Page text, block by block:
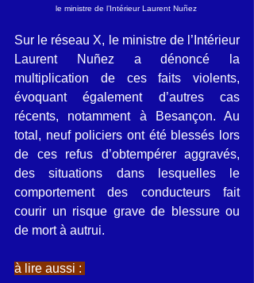
le ministre de l’Intérieur Laurent Nuñez
Sur le réseau X, le ministre de l’Intérieur
Laurent Nuñez a dénoncé la
multiplication de ces faits violents,
évoquant également d’autres cas
récents, notamment à Besançon. Au
total, neuf policiers ont été blessés lors
de ces refus d’obtempérer aggravés,
des situations dans lesquelles le
comportement des conducteurs fait
courir un risque grave de blessure ou
de mort à autrui.
à lire aussi :